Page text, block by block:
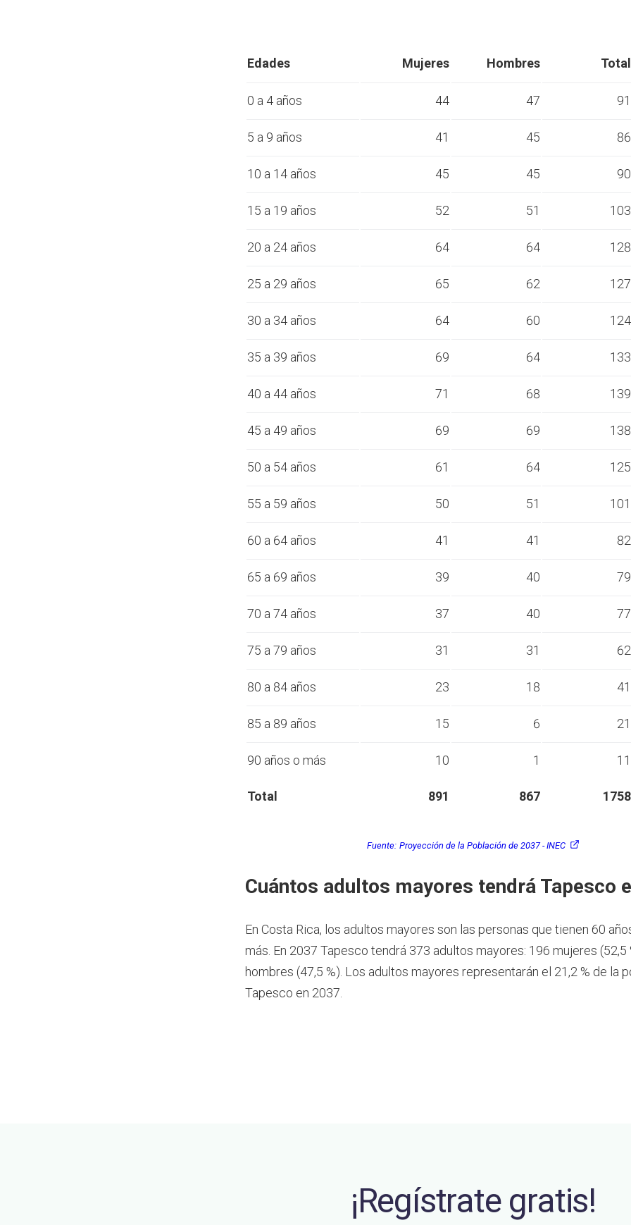
Edades Mujeres Hombres Total
0 a 4 años 44 47 91
5 a 9 años 41 45 86
10 a 14 años 45 45 90
15 a 19 años 52 51 103
20 a 24 años 64 64 128
25 a 29 años 65 62 127
30 a 34 años 64 60 124
35 a 39 años 69 64 133
40 a 44 años 71 68 139
45 a 49 años 69 69 138
50 a 54 años 61 64 125
55 a 59 años 50 51 101
60 a 64 años 41 41 82
65 a 69 años 39 40 79
70 a 74 años 37 40 77
75 a 79 años 31 31 62
80 a 84 años 23 18 41
85 a 89 años 15 6 21
90 años o más 10 1 11
Total 891 867 1758
Fuente: Proyección de la Población de 2037 - INEC
Cuántos adultos mayores tendrá Tapesco
En Costa Rica, los adultos mayores son las personas que tienen 60
más. En 2037 Tapesco tendrá 373 adultos mayores: 196 mujeres (52,5
hombres (47,5 %). Los adultos mayores representarán el 21,2 % de la
Tapesco en 2037.
¡Regístrate gratis!